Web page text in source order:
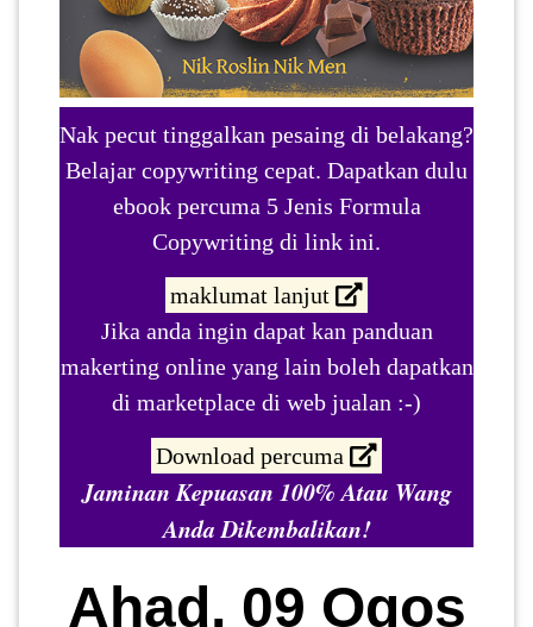
Nak pecut tinggalkan pesaing di belakang?
Belajar copywriting cepat. Dapatkan dulu
ebook percuma 5 Jenis Formula
Copywriting di link ini.
maklumat lanjut
Jika anda ingin dapat kan panduan
makerting online yang lain boleh dapatkan
di marketplace di web jualan :-)
Download percuma
Jaminan Kepuasan 100% Atau Wang
Anda Dikembalikan!
Ahad, 09 Ogos